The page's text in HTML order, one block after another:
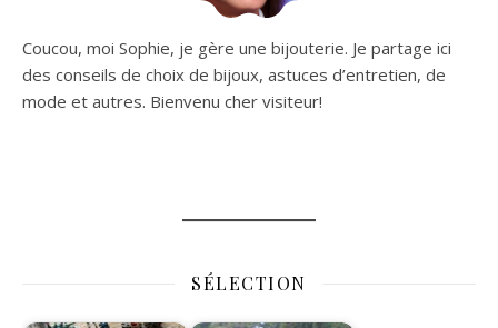
Coucou, moi Sophie, je gère une bijouterie. Je partage ici
des conseils de choix de bijoux, astuces d’entretien, de
mode et autres. Bienvenu cher visiteur!
SÉLECTION